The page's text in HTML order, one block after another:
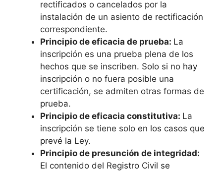
rectificados o cancelados por la
instalación de un asiento de rectificación
correspondiente.
Principio de eficacia de prueba: La
inscripción es una prueba plena de los
hechos que se inscriben. Solo si no hay
inscripción o no fuera posible una
certificación, se admiten otras formas de
prueba.
Principio de eficacia constitutiva: La
inscripción se tiene solo en los casos que
prevé la Ley.
Principio de presunción de integridad:
El contenido del Registro Civil se